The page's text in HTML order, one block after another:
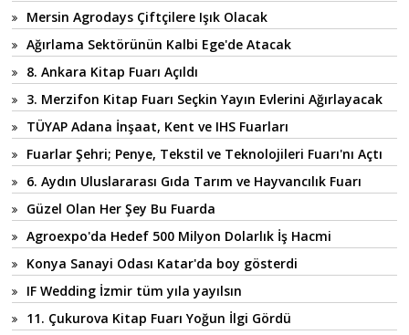
Mersin Agrodays Çiftçilere Işık Olacak
Ağırlama Sektörünün Kalbi Ege'de Atacak
8. Ankara Kitap Fuarı Açıldı
3. Merzifon Kitap Fuarı Seçkin Yayın Evlerini Ağırlayacak
TÜYAP Adana İnşaat, Kent ve IHS Fuarları
Fuarlar Şehri; Penye, Tekstil ve Teknolojileri Fuarı'nı Açtı
6. Aydın Uluslararası Gıda Tarım ve Hayvancılık Fuarı
Güzel Olan Her Şey Bu Fuarda
Agroexpo'da Hedef 500 Milyon Dolarlık İş Hacmi
Konya Sanayi Odası Katar'da boy gösterdi
IF Wedding İzmir tüm yıla yayılsın
11. Çukurova Kitap Fuarı Yoğun İlgi Gördü